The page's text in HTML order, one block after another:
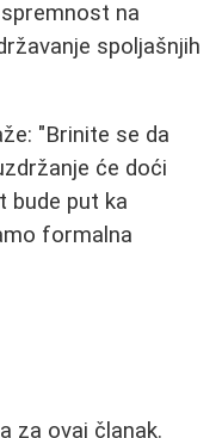
na
spoljašnjih
"Brinite se da
će doći
bude put ka
formalna
za ovaj članak.